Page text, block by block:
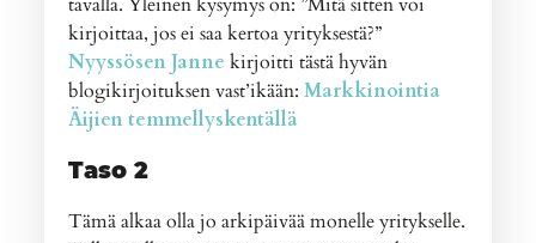
kirjoittaa, jos ei saa kertoa yrityksestä?”
Nyyssösen Janne kirjoitti tästä hyvän
blogikirjoituksen vast’ikään:Markkinointia
Äijien temmellyskentällä
Taso 2
Tämä alkaa olla jo arkipäivää monelle yritykselle.